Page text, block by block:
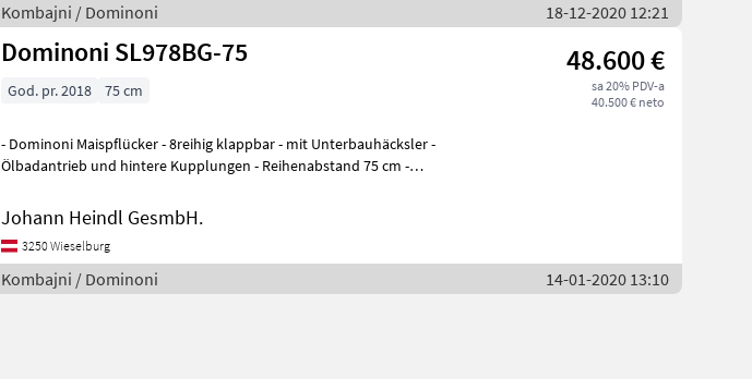
Kombajni / Dominoni 18-12-2020 12:21
Dominoni SL978BG-75 48.600 €
sa 20% PDV-a
40.500 € neto
God. pr. 2018 75 cm
- Dominoni Maispflücker - 8reihig klappbar - mit Unterbauhäcksler -
Ölbadantrieb und hintere Kupplungen - Reihenabstand 75 cm -
Johann Heindl GesmbH.
3250 Wieselburg
Kombajni / Dominoni 14-01-2020 13:10